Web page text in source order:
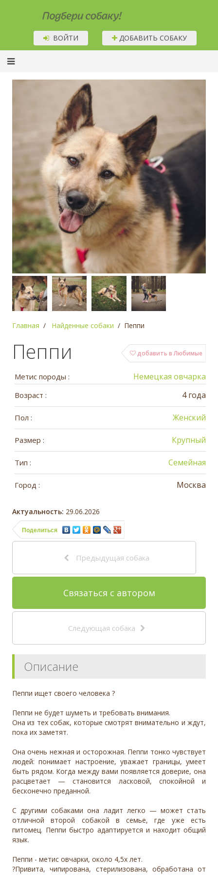
Подбери собаку!
ВОЙТИ ДОБАВИТЬ СОБАКУ
Главная Найденные собаки Пеппи
добавить в Любимые
Пеппи
Метис породы : Немецкая овчарка
Возраст : 4 года
Пол : Женский
Размер : Крупный
Тип : Семейная
Город : Москва
Актуальность: 29.06.2026
Поделиться
Предыдущая собака
Связаться с автором
Следующая собака
Описание
Пеппи ищет своего человека ?
Пеппи не будет шуметь и требовать внимания.
Она из тех собак, которые смотрят внимательно и ждут,
пока их заметят.
Она очень нежная и осторожная. Пеппи тонко чувствует
людей: понимает настроение, уважает границы, умеет
быть рядом. Когда между вами появляется доверие, она
расцветает — становится ласковой, спокойной и
бесконечно преданной.
С другими собаками она ладит легко — может стать
отличной второй собакой в семье, где уже есть
питомец. Пеппи быстро адаптируется и находит общий
язык.
Пеппи - метис овчарки, около 4,5х лет.
?Привита, чипирована, стерилизована, обработана от